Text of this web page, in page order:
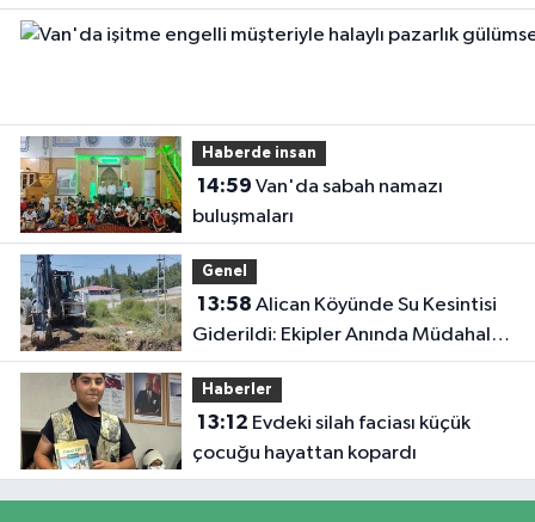
gülümsetti
Haberde insan
14:59
buluşmaları
Genel
13:58
Giderildi: Ekipler Anında Müdahale
Etti
Haberler
13:12
çocuğu hayattan kopardı